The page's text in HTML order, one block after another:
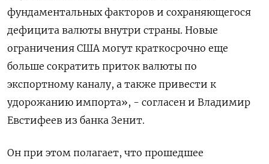
фундаментальных факторов и сохраняющегося
дефицита валюты внутри страны. Новые
ограничения США могут краткосрочно еще
больше сократить приток валюты по
экспортному каналу, а также привести к
удорожанию импорта», - согласен и Владимир
Евстифеев из банка Зенит.
Он при этом полагает, что прошедшее